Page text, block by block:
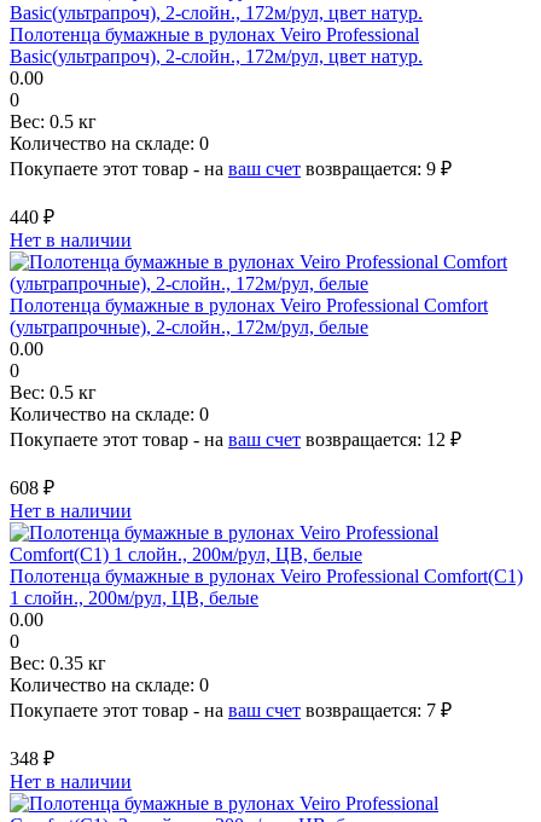
Полотенца бумажные в рулонах Veiro Professional
Basic(ультрапроч), 2-слойн., 172м/рул, цвет натур.
0.00
0
Вес: 0.5 кг
Количество на складе: 0
Покупаете этот товар - на ваш счет возвращается: 9 ₽
440 ₽
Нет в наличии
Полотенца бумажные в рулонах Veiro Professional Comfort
(ультрапрочные), 2-слойн., 172м/рул, белые
0.00
0
Вес: 0.5 кг
Количество на складе: 0
Покупаете этот товар - на ваш счет возвращается: 12 ₽
608 ₽
Нет в наличии
Полотенца бумажные в рулонах Veiro Professional Comfort(С1)
1 слойн., 200м/рул, ЦВ, белые
0.00
0
Вес: 0.35 кг
Количество на складе: 0
Покупаете этот товар - на ваш счет возвращается: 7 ₽
348 ₽
Нет в наличии